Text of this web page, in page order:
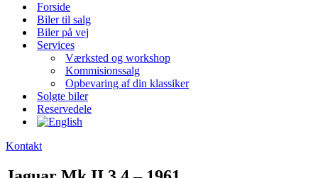
Forside
Biler til salg
Biler på vej
Services
Værksted og workshop
Kommisionssalg
Opbevaring af din klassiker
Solgte biler
Reservedele
Kontakt